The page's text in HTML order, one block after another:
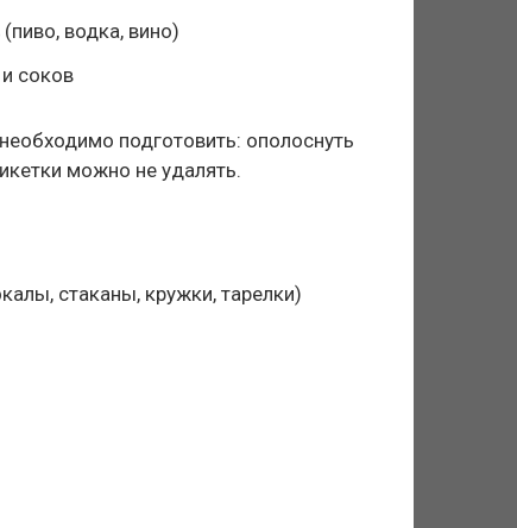
водка, вино)
соков
подготовить: ополоснуть
можно не удалять.
стаканы, кружки, тарелки)